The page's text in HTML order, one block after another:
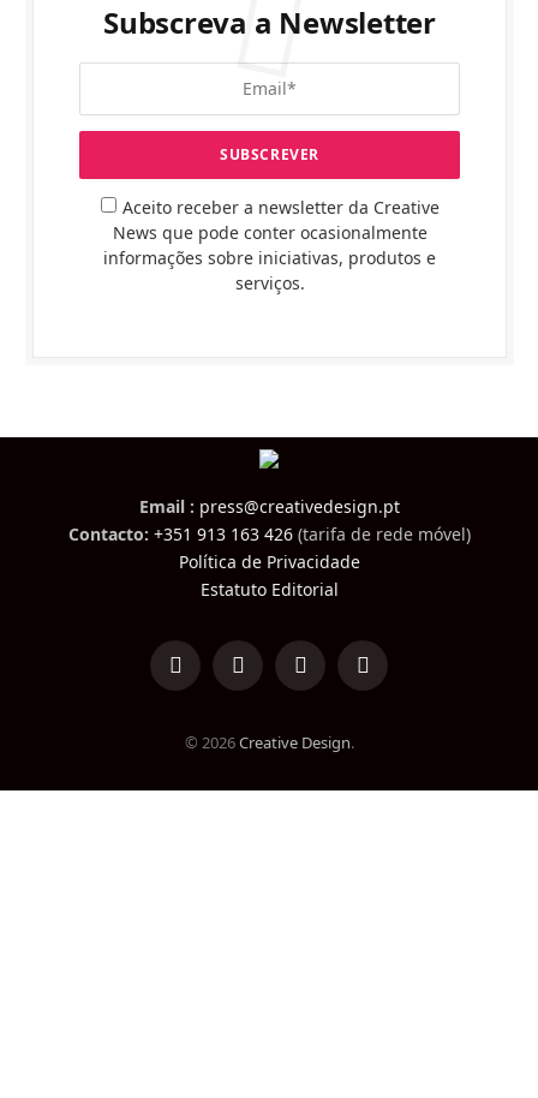
Subscreva a Newsletter
Aceito receber a newsletter da Creative
News que pode conter ocasionalmente
informações sobre iniciativas, produtos e
serviços.
Email : press@creativedesign.pt
Contacto: +351 913 163 426(tarifa de rede móvel)
Política de Privacidade
Estatuto Editorial
LinkedInFacebookInstagramTikTok
© 2026Creative Design.